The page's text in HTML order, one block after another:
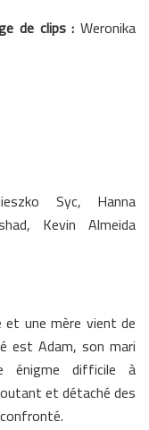
de clips : Weronika
Syc, Hanna
Kevin Almeida
et une mère vient de
est Adam, son mari
énigme difficile à
et détaché des